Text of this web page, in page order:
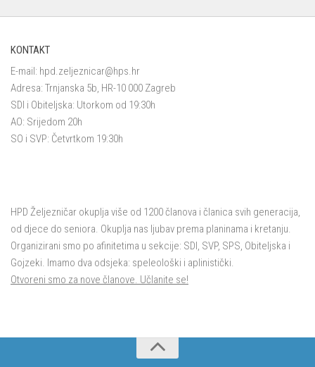
KONTAKT
E-mail: hpd.zeljeznicar@hps.hr
Adresa: Trnjanska 5b, HR-10 000 Zagreb
SDI i Obiteljska: Utorkom od 19:30h
AO: Srijedom 20h
SO i SVP: Četvrtkom 19:30h
HPD Željezničar okuplja više od 1200 članova i članica svih generacija,
od djece do seniora. Okuplja nas ljubav prema planinama i kretanju.
Organizirani smo po afinitetima u sekcije: SDI, SVP, SPS, Obiteljska i
Gojzeki. Imamo dva odsjeka: speleološki i aplinistički.
Otvoreni smo za nove članove. Učlanite se!